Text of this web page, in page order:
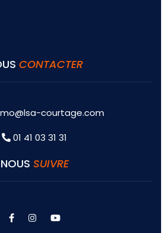
CONTACTER
courtage.com
01 41 03 31 31
NOUS SUIVRE
facebookinstagramyoutube